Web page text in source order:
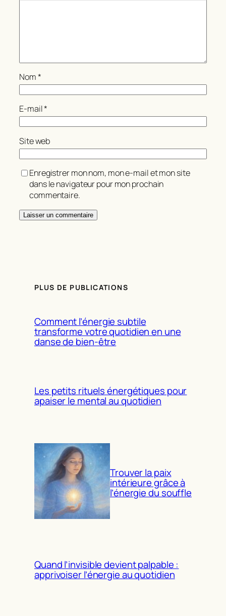
Nom*
E-mail*
Site web
Enregistrer mon nom, mon e-mail et mon site
dans le navigateur pour mon prochain
commentaire.
PLUS DE PUBLICATIONS
Comment l’énergie subtile
transforme votre quotidien en une
danse de bien-être
Les petits rituels énergétiques pour
apaiser le mental au quotidien
Trouver la paix
intérieure grâce à
l’énergie du souffle
Quand l’invisible devient palpable :
apprivoiser l’énergie au quotidien